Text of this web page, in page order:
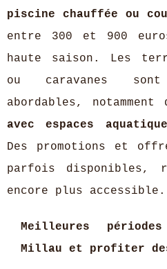
piscine chauffée ou
entre 300 et 900
haute saison. Les
ou caravanes
abordables,
avec espaces
Des promotions et
parfois disponibles,
encore plus accessible.
Meilleures
Millau et profiter